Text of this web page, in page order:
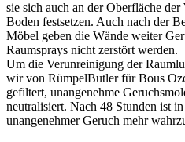
sie sich auch an der Oberfläche
Boden festsetzen. Auch nach der
Möbel geben die Wände weiter
Raumsprays nicht zerstört werden.
Um die Verunreinigung der
wir von RümpelButler für Bous
gefiltert, unangenehme
neutralisiert. Nach 48 Stunden ist
unangenehmer Geruch mehr